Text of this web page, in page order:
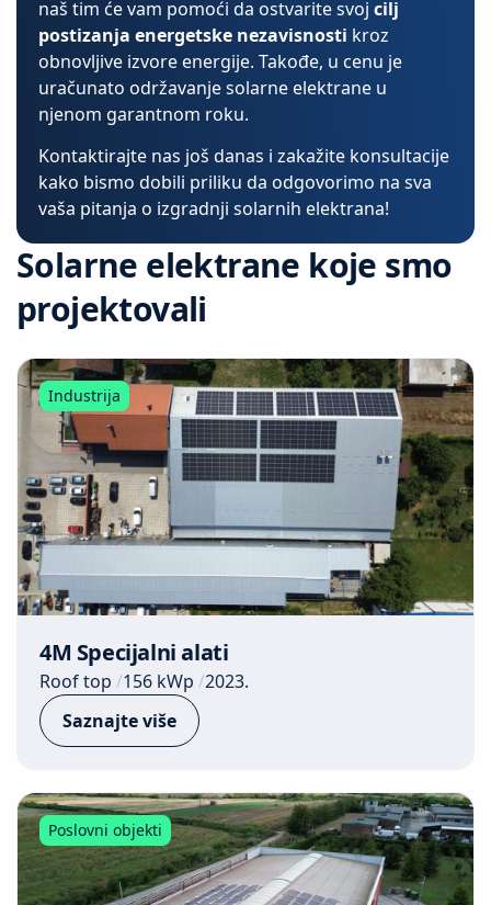
naš tim će vam pomoći da ostvarite svoj cilj
postizanja energetske nezavisnosti kroz
obnovljive izvore energije. Takođe, u cenu je
uračunato održavanje solarne elektrane u
njenom garantnom roku.
Kontaktirajte nas još danas i zakažite konsultacije
kako bismo dobili priliku da odgovorimo na sva
vaša pitanja o izgradnji solarnih elektrana!
Solarne elektrane koje smo
projektovali
Industrija
4M Specijalni alati
Roof top 156 kWp 2023.
Saznajte više
Poslovni objekti